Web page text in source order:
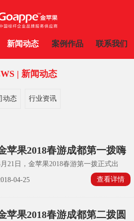
新闻动态 案例作品 联系我们
| 新闻动态
动态 行业资讯
苹果2018春游成都第一拨嗨
归来
21日，金苹果2018春游第一拨正式出
！到成都趣找灵感，公司分成两拨人马春
查看详情
04-25
苹果2018春游成都第二拨圆